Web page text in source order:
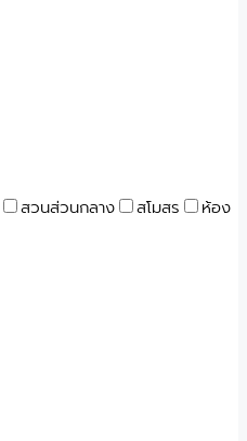
สวนส่วนกลาง สโมสร
ห้อง